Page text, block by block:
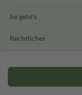
So geht's
Rechtliches